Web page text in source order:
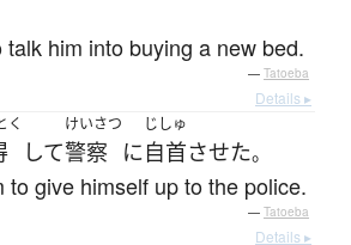
talk him into buying a new bed.
— Tatoeba
Details ▸
く
して
けいさつ
警察 に
じしゅ
自首させた。
to give himself up to the police.
— Tatoeba
Details ▸